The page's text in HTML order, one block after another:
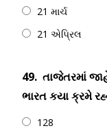
21 માર્ચ
21 એપ્રિલ
49. તાજેતરમાં
ભારત કયા ક્રમે
128